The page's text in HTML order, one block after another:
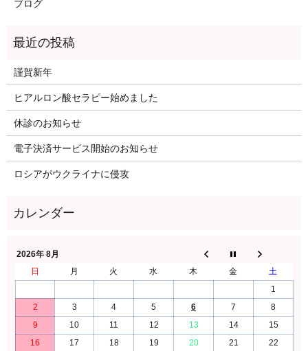
ブログ
謹賀新年
ヒアルロン酸セラピー始めました
休診のお知らせ
電子決済サービス開始のお知らせ
ロシアがウクライナに侵攻
2026年 8月
日
月 火 水 木 金
土
1
2
3 4 5 6 7
8
9
10 11 12 13 14
15
16
17 18 19 20 21 22